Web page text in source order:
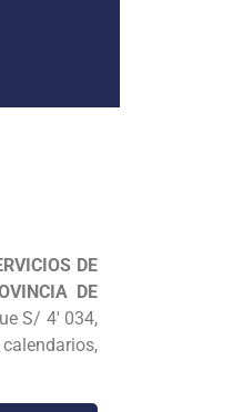
DE
DE
S/ 4′ 034,